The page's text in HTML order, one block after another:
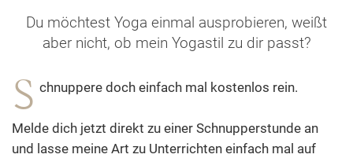
Du möchtest Yoga einmal ausprobieren, weißt
aber nicht, ob mein Yogastil zu dir passt?
S chnuppere doch einfach mal kostenlos rein.
Melde dich jetzt direkt zu einer Schnupperstunde an
und lasse meine Art zu Unterrichten einfach mal auf